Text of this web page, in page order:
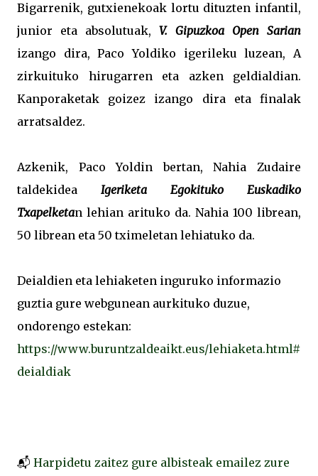
Bigarrenik, gutxienekoak lortu dituzten infantil,
junior eta absolutuak, V. Gipuzkoa Open Sarian
izango dira, Paco Yoldiko igerileku luzean, A
zirkuituko hirugarren eta azken geldialdian.
Kanporaketak goizez izango dira eta finalak
arratsaldez.
Azkenik, Paco Yoldin bertan, Nahia Zudaire
taldekidea Igeriketa Egokituko Euskadiko
Txapelketan lehian arituko da. Nahia 100 librean,
50 librean eta 50 tximeletan lehiatuko da.
Deialdien eta lehiaketen inguruko informazio
guztia gure webgunean aurkituko duzue,
ondorengo estekan:
https://www.buruntzaldeaikt.eus/lehiaketa.html#
deialdiak
📬 Harpidetu zaitez gure albisteak emailez zure